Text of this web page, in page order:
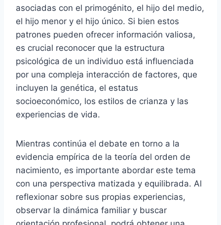
asociadas con el primogénito, el hijo del medio,
el hijo menor y el hijo único. Si bien estos
patrones pueden ofrecer información valiosa,
es crucial reconocer que la estructura
psicológica de un individuo está influenciada
por una compleja interacción de factores, que
incluyen la genética, el estatus
socioeconómico, los estilos de crianza y las
experiencias de vida.
Mientras continúa el debate en torno a la
evidencia empírica de la teoría del orden de
nacimiento, es importante abordar este tema
con una perspectiva matizada y equilibrada. Al
reflexionar sobre sus propias experiencias,
observar la dinámica familiar y buscar